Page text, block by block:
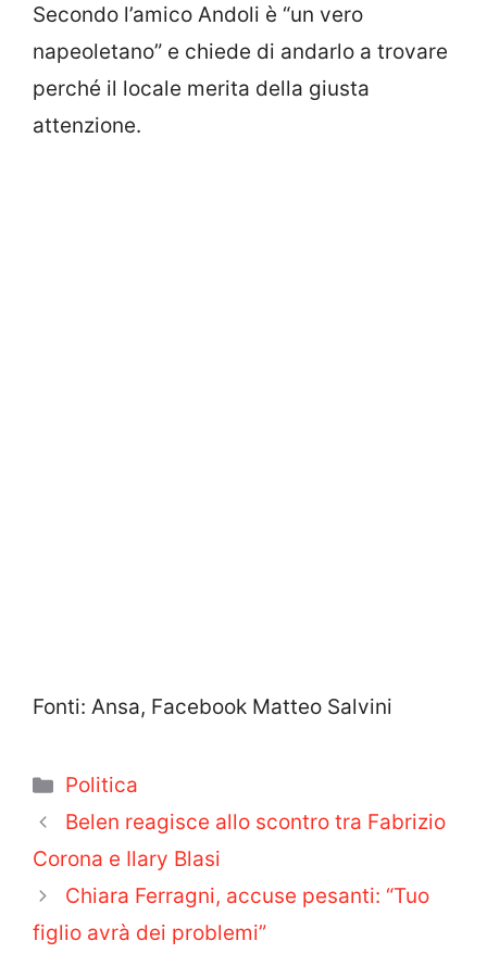
Secondo l’amico Andoli è “un vero
napeoletano” e chiede di andarlo a trovare
perché il locale merita della giusta
attenzione.
Fonti: Ansa, Facebook Matteo Salvini
Categorie
Politica
Belen reagisce allo scontro tra Fabrizio
Corona e Ilary Blasi
Chiara Ferragni, accuse pesanti: “Tuo
figlio avrà dei problemi”